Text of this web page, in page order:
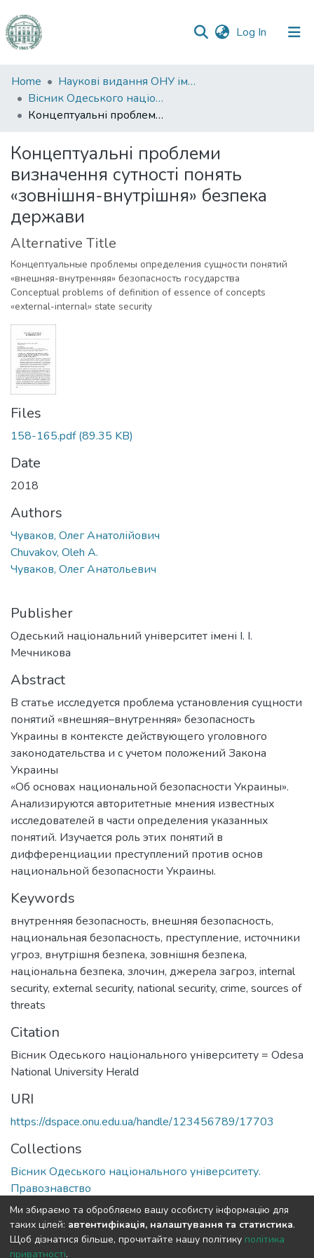
Log In (current)
Communities
&
Collections
Statistics
Home
Наукові видання ОНУ імені І. І. Мечникова
Вісник Одеського національного університету. Правознавство
Концептуальні проблеми визначення сутності понять «зовнішня-внутрішня» безпека держави
Концептуальні проблеми
визначення сутності понять
«зовнішня-внутрішня» безпека
держави
Alternative Title
Концептуальные проблемы определения сущности понятий
«внешняя-внутренняя» безопасность государства
Conceptual problems of definition of essence of concepts
«external-internal» state security
Files
158-165.pdf(89.35 KB)
Date
2018
Authors
Чуваков, Олег Анатолійович
Chuvakov, Oleh A.
Чуваков, Олег Анатольевич
Publisher
Одеський національний університет імені І. І.
Мечникова
Abstract
В статье исследуется проблема установления сущности
понятий «внешняя–внутренняя» безопасность
Украины в контексте действующего уголовного
законодательства и с учетом положений Закона
Украины
«Об основах национальной безопасности Украины».
Анализируются авторитетные мнения известных
исследователей в части определения указанных
понятий. Изучается роль этих понятий в
дифференциации преступлений против основ
национальной безопасности Украины.
Keywords
внутренняя безопасность, внешняя безопасность,
национальная безопасность, преступление, источники
угроз, внутрішня безпека, зовнішня безпека,
національна безпека, злочин, джерела загроз, internal
security, external security, national security, crime, sources of
threats
Citation
Вісник Одеського національного університету = Odesa
National University Herald
URI
https://dspace.onu.edu.ua/handle/123456789/17703
Collections
Вісник Одеського національного університету.
Правознавство
Full item page
Ми збираємо та обробляємо вашу особисту інформацію для
таких цілей: автентифікація, налаштування та статистика.
Щоб дізнатися більше, прочитайте нашу політику політика
приватності.